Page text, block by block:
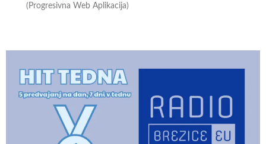
(Progresivna Web Aplikacija)